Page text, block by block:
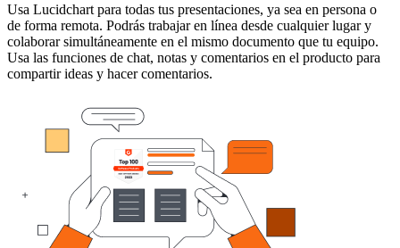
Usa Lucidchart para todas tus presentaciones, ya sea en persona o
de forma remota. Podrás trabajar en línea desde cualquier lugar y
colaborar simultáneamente en el mismo documento que tu equipo.
Usa las funciones de chat, notas y comentarios en el producto para
compartir ideas y hacer comentarios.